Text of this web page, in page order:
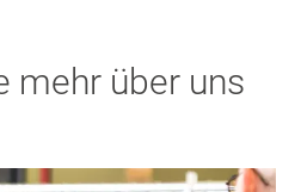
mehr über uns